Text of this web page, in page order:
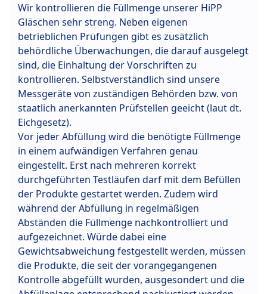
Wir kontrollieren die Füllmenge unserer HiPP
Gläschen sehr streng. Neben eigenen
betrieblichen Prüfungen gibt es zusätzlich
behördliche Überwachungen, die darauf ausgelegt
sind, die Einhaltung der Vorschriften zu
kontrollieren. Selbstverständlich sind unsere
Messgeräte von zuständigen Behörden bzw. von
staatlich anerkannten Prüfstellen geeicht (laut dt.
Eichgesetz).
Vor jeder Abfüllung wird die benötigte Füllmenge
in einem aufwändigen Verfahren genau
eingestellt. Erst nach mehreren korrekt
durchgeführten Testläufen darf mit dem Befüllen
der Produkte gestartet werden. Zudem wird
während der Abfüllung in regelmäßigen
Abständen die Füllmenge nachkontrolliert und
aufgezeichnet. Würde dabei eine
Gewichtsabweichung festgestellt werden, müssen
die Produkte, die seit der vorangegangenen
Kontrolle abgefüllt wurden, ausgesondert und die